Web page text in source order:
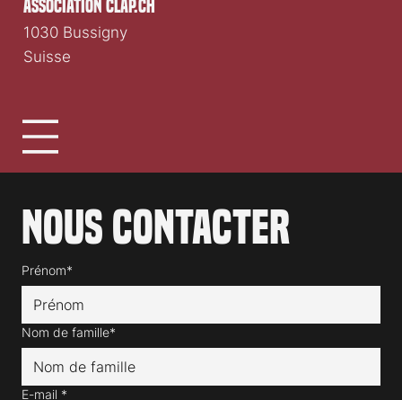
Nous contacter
Prénom*
Nom de famille*
E-mail *
association clap.ch
1030 Bussigny
Suisse